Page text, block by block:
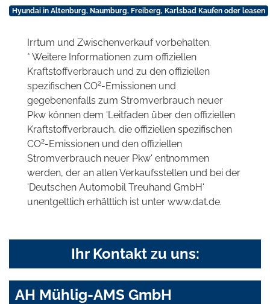
Hyundai in Altenburg, Naumburg, Freiberg, Karlsbad Kaufen oder leasen
Irrtum und Zwischenverkauf vorbehalten.
* Weitere Informationen zum offiziellen
Kraftstoffverbrauch und zu den offiziellen
spezifischen CO2-Emissionen und
gegebenenfalls zum Stromverbrauch neuer
Pkw können dem 'Leitfaden über den offiziellen
Kraftstoffverbrauch, die offiziellen spezifischen
CO2-Emissionen und den offiziellen
Stromverbrauch neuer Pkw' entnommen
werden, der an allen Verkaufsstellen und bei der
'Deutschen Automobil Treuhand GmbH'
unentgeltlich erhältlich ist unter www.dat.de.
Ihr Kontakt zu uns:
AH Mühlig-AMS GmbH